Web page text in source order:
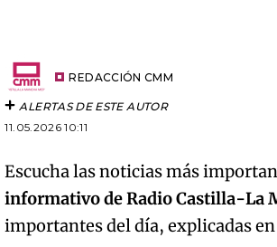
REDACCIÓN CMM
ALERTAS DE ESTE AUTOR
11.05.2026 10:11
Escucha las noticias más
informativo de Radio Castilla-La
importantes del día, explicadas